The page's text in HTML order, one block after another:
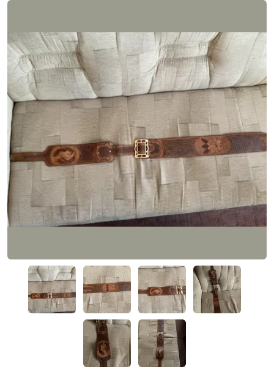
Fotografie